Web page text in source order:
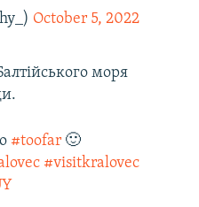
October 5, 2022
моря
#toofar 🙂
#visitkralovec